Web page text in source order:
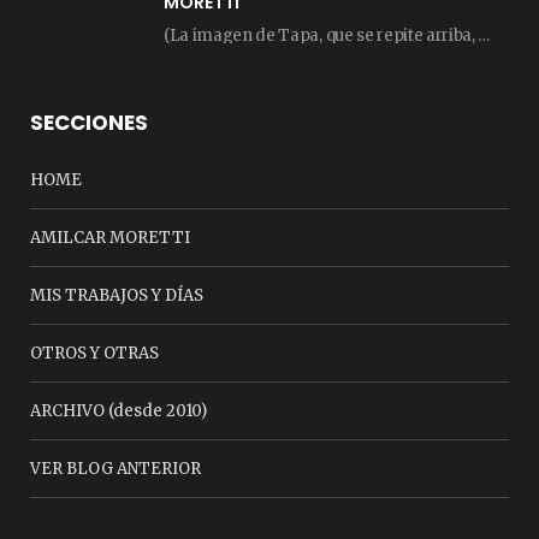
(La imagen de Tapa, que se repite arriba, fue compuesta por Amilcar Moretti el viernes…
SECCIONES
HOME
AMILCAR MORETTI
MIS TRABAJOS Y DÍAS
OTROS Y OTRAS
ARCHIVO (desde 2010)
VER BLOG ANTERIOR